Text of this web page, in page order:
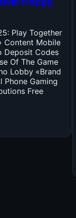
Play Together
Content Mobile
Deposit Codes
Of The Game
Lobby «Brand
Phone Gaming
Free